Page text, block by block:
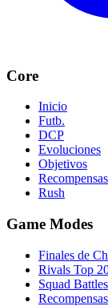
Core
Inicio
Futb.
DCP
Evoluciones
Objetivos
Rush
Game Modes
Finales de
Rivals Top
Squad